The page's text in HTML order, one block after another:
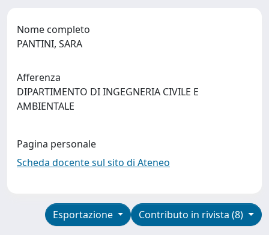
Nome completo
PANTINI, SARA
Afferenza
DIPARTIMENTO DI INGEGNERIA CIVILE E
AMBIENTALE
Pagina personale
Scheda docente sul sito di Ateneo
Contributo in rivista (8)
Esportazione